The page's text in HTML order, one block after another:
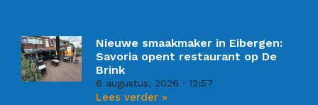
Nieuwe smaakmaker in Eibergen:
Savoria opent restaurant op De
Brink
6 augustus, 2026 12:57
Lees verder »